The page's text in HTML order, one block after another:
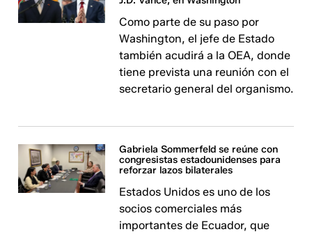
Como parte de su paso por
Washington, el jefe de Estado
también acudirá a la OEA, donde
tiene prevista una reunión con el
secretario general del organismo.
Gabriela Sommerfeld se reúne con
congresistas estadounidenses para
reforzar lazos bilaterales
Estados Unidos es uno de los
socios comerciales más
importantes de Ecuador, que